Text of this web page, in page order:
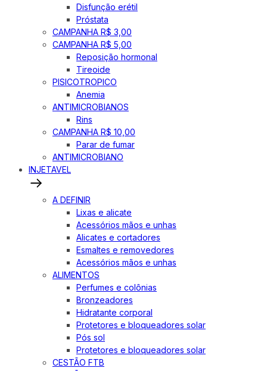
Disfunção erétil
Próstata
CAMPANHA R$ 3,00
CAMPANHA R$ 5,00
Reposição hormonal
Tireoide
PISICOTROPICO
Anemia
ANTIMICROBIANOS
Rins
CAMPANHA R$ 10,00
Parar de fumar
ANTIMICROBIANO
INJETAVEL
A DEFINIR
Lixas e alicate
Acessórios mãos e unhas
Alicates e cortadores
Esmaltes e removedores
Acessórios mãos e unhas
ALIMENTOS
Perfumes e colônias
Bronzeadores
Hidratante corporal
Protetores e bloqueadores solar
Pós sol
Protetores e bloqueadores solar
CESTÃO FTB